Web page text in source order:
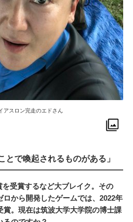
アスロン完走のエドさん
とで喚起されるものがある」
受賞するなど大ブレイク。その
から開発したゲームでは、2022年
賞。現在は筑波大学大学院の博士課